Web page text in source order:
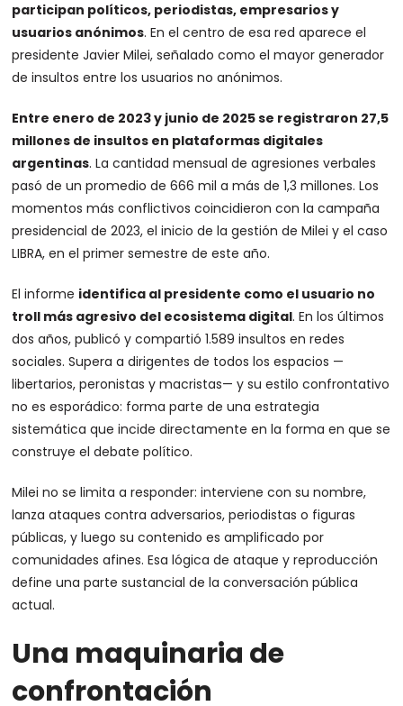
participan políticos, periodistas, empresarios y
usuarios anónimos. En el centro de esa red aparece el
presidente Javier Milei, señalado como el mayor generador
de insultos entre los usuarios no anónimos.
Entre enero de 2023 y junio de 2025 se registraron 27,5
millones de insultos en plataformas digitales
argentinas. La cantidad mensual de agresiones verbales
pasó de un promedio de 666 mil a más de 1,3 millones. Los
momentos más conflictivos coincidieron con la campaña
presidencial de 2023, el inicio de la gestión de Milei y el caso
LIBRA, en el primer semestre de este año.
El informe identifica al presidente como el usuario no
troll más agresivo del ecosistema digital. En los últimos
dos años, publicó y compartió 1.589 insultos en redes
sociales. Supera a dirigentes de todos los espacios —
libertarios, peronistas y macristas— y su estilo confrontativo
no es esporádico: forma parte de una estrategia
sistemática que incide directamente en la forma en que se
construye el debate político.
Milei no se limita a responder: interviene con su nombre,
lanza ataques contra adversarios, periodistas o figuras
públicas, y luego su contenido es amplificado por
comunidades afines. Esa lógica de ataque y reproducción
define una parte sustancial de la conversación pública
actual.
Una maquinaria de
confrontación